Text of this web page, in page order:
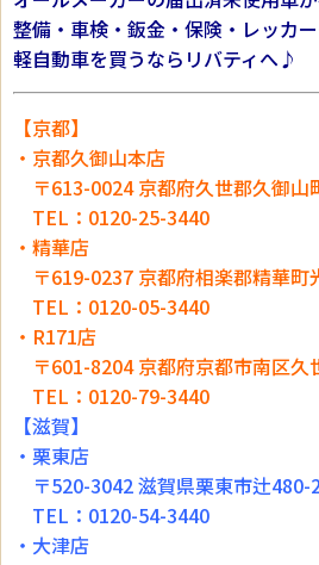
整備・車検・鈑金・保険・レッカ
軽自動車を買うならリバティへ♪
【京都】
・京都久御山本店
〒613-0024 京都府久世郡久御山
TEL：0120-25-3440
・精華店
〒619-0237 京都府相楽郡精華町
TEL：0120-05-3440
・R171店
〒601-8204 京都府京都市南区久
TEL：0120-79-3440
【滋賀】
・栗東店
〒520-3042 滋賀県栗東市辻480-
TEL：0120-54-3440
・大津店